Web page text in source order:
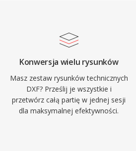
Konwersja wielu rysunków
Masz zestaw rysunków technicznych
DXF? Prześlij je wszystkie i
przetwórz całą partię w jednej sesji
dla maksymalnej efektywności.